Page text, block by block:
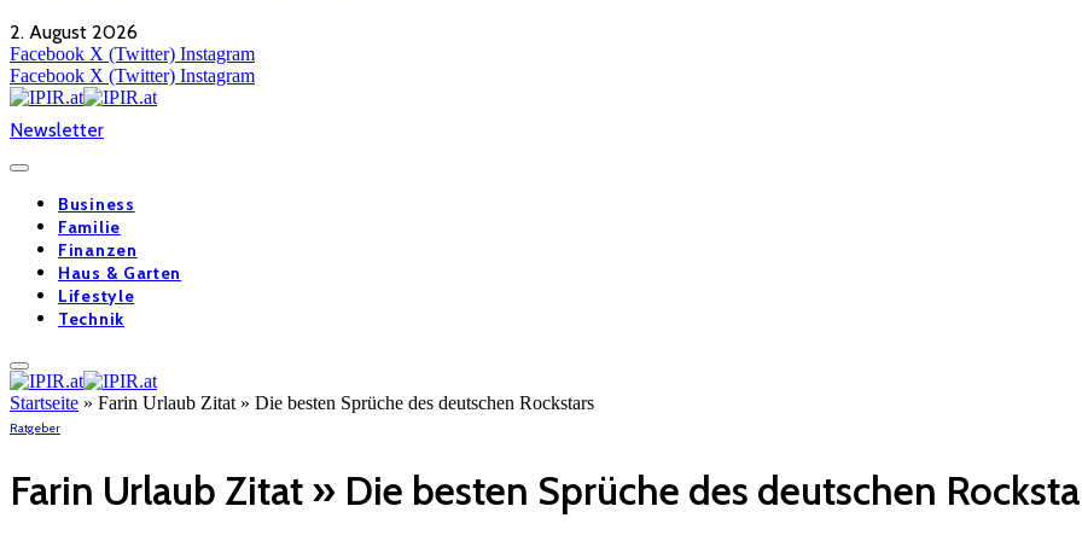
2. August 2026
Facebook X (Twitter) Instagram
Facebook X (Twitter) Instagram
Newsletter
Business
Familie
Finanzen
Haus & Garten
Lifestyle
Technik
Startseite » Farin Urlaub Zitat » Die besten Sprüche des deutschen Rockstars
Ratgeber
Farin Urlaub Zitat » Die besten Sprüche des deutschen